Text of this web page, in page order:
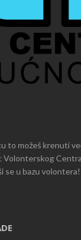
to možeš krenuti
Volonterskog
se u bazu volontera!